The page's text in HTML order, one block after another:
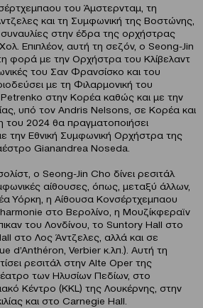
του Άμστερνταμ, τη
και τη Συμφωνική της Βοστώνης,
στην έδρα της ορχήστρας
Επιπλέον, αυτή τη σεζόν, ο Seong-Jin
φορά με την Ορχήστρα του Κλίβελαντ
του Σαν Φρανσίσκο και του
με τη Φιλαρμονική του
Petrenko στην Κορέα καθώς και με την
υπό τον Andris Nelsons, σε Κορέα και
του 2024 θα πραγματοποιήσει
την Εθνική Συμφωνική Ορχήστρα της
Gianandrea Noseda.
ο Seong-Jin Cho δίνει ρεσιτάλ
αίθουσες, όπως, μεταξύ άλλων,
Υόρκη, η Αίθουσα Κονσέρτχεμπαου
στο Βερολίνο, η Μουζίκφεραϊν
του Λονδίνου, το Suntory Hall στο
στο Λος Άντζελες, αλλά και σε
d’Anthéron, Verbier κ.λπ.). Αυτή τη
ρεσιτάλ στην Alte Oper της
των Ηλυσίων Πεδίων, στο
Κέντρο (KKL) της Λουκέρνης, στην
και στο Carnegie Hall.